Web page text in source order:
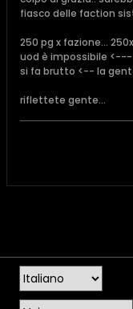
fiasco delle faction
250 pg x fazione...
uod è impossibile
si fa brutto <-- la
riflettete gente...